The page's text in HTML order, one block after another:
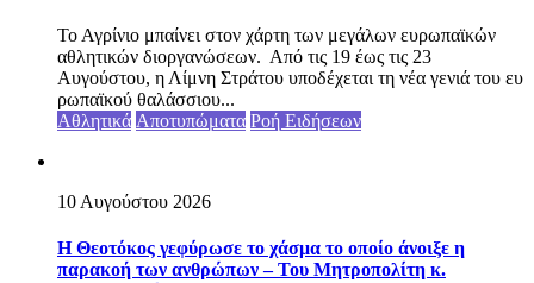
Το Αγρίνιο μπαίνει στον χάρτη των μεγάλων ευρωπαϊκών
αθλητικών διοργανώσεων. Από τις 19 έως τις 23
Αυγούστου, η Λίμνη Στράτου υποδέχεται τη νέα γενιά του ευ
ρωπαϊκού θαλάσσιου...
Αθλητικά Αποτυπώματα Ροή Ειδήσεων
10 Αυγούστου 2026
Η Θεοτόκος γεφύρωσε το χάσμα το οποίο άνοιξε η
παρακοή των ανθρώπων – Του Μητροπολίτη κ.